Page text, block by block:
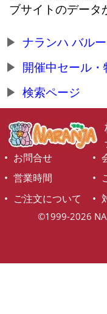
ブサイトのデータ
ナランハ バル
開催中セール
検索ページ
お問合せ
営業時間
ご注文について
©1999-2026